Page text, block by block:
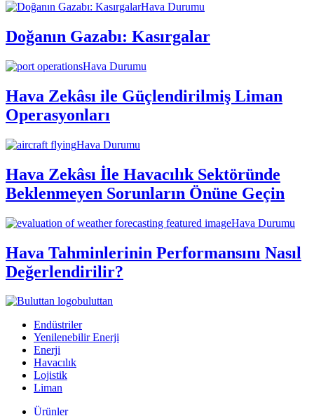
Hava Durumu
Doğanın Gazabı: Kasırgalar
Hava Durumu
Hava Zekâsı ile Güçlendirilmiş Liman
Operasyonları
Hava Durumu
Hava Zekâsı İle Havacılık Sektöründe
Beklenmeyen Sorunların Önüne Geçin
Hava Durumu
Hava Tahminlerinin Performansını Nasıl
Değerlendirilir?
buluttan
Endüstriler
Yenilenebilir Enerji
Enerji
Havacılık
Lojistik
Liman
Ürünler